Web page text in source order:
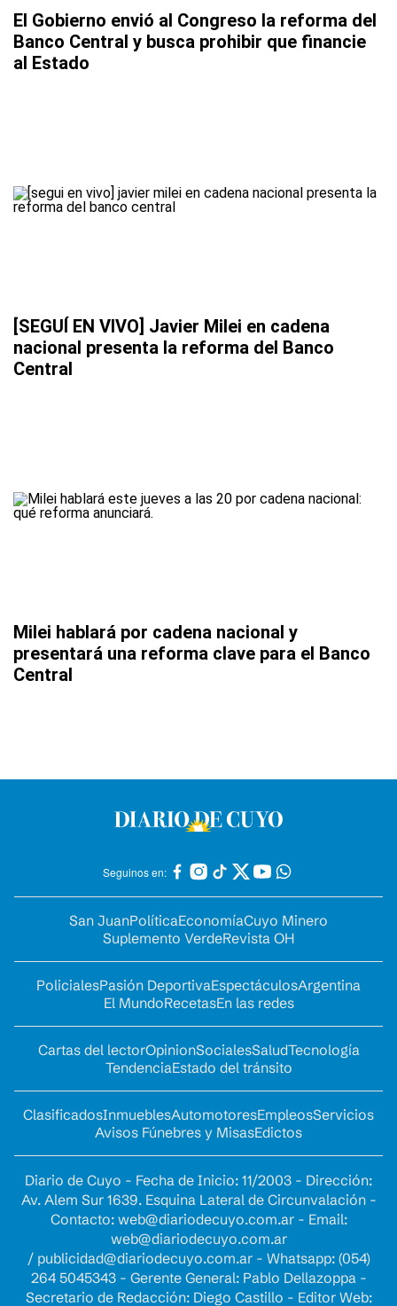
El Gobierno envió al Congreso la reforma del
Banco Central y busca prohibir que financie
al Estado
[SEGUÍ EN VIVO] Javier Milei en cadena
nacional presenta la reforma del Banco
Central
Milei hablará por cadena nacional y
presentará una reforma clave para el Banco
Central
Seguinos en:
San JuanPolíticaEconomíaCuyo Minero
Suplemento VerdeRevista OH
PolicialesPasión DeportivaEspectáculosArgentina
El MundoRecetasEn las redes
Cartas del lectorOpinionSocialesSaludTecnología
TendenciaEstado del tránsito
ClasificadosInmueblesAutomotoresEmpleosServicios
Avisos Fúnebres y MisasEdictos
Diario de Cuyo - Fecha de Inicio: 11/2003 - Dirección:
Av. Alem Sur 1639. Esquina Lateral de Circunvalación -
Contacto: web@diariodecuyo.com.ar- Email:
web@diariodecuyo.com.ar
/ publicidad@diariodecuyo.com.ar- Whatsapp: (054)
264 5045343 - Gerente General: Pablo Dellazoppa -
Secretario de Redacción: Diego Castillo - Editor Web: